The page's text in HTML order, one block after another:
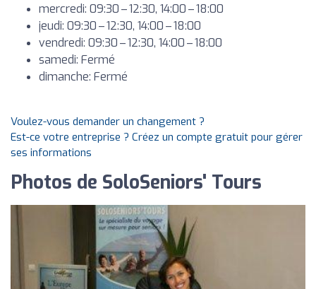
mercredi: 09:30 – 12:30, 14:00 – 18:00
jeudi: 09:30 – 12:30, 14:00 – 18:00
vendredi: 09:30 – 12:30, 14:00 – 18:00
samedi: Fermé
dimanche: Fermé
Voulez-vous demander un changement ?
Est-ce votre entreprise ? Créez un compte gratuit pour gérer
ses informations
Photos de SoloSeniors' Tours